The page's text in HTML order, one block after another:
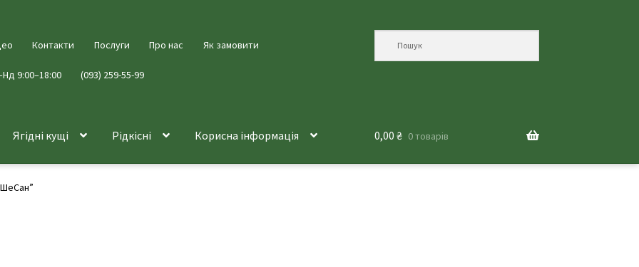
Контакти Послуги Про нас Як замовити
9:00–18:00 (093) 259-55-99
Ягідні кущі Рідкісні Корисна інформація 0,00 ₴ 0 товарів